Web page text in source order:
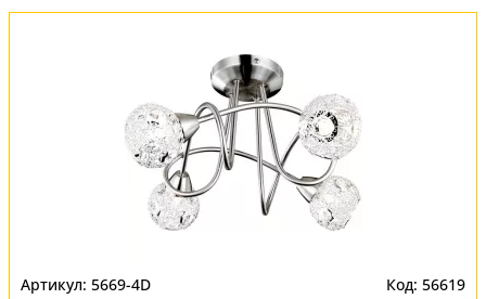
5669-4D 56619